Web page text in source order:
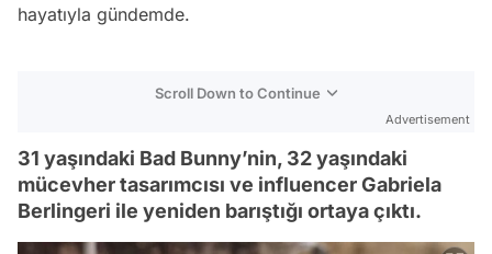
hayatıyla gündemde.
Scroll Down to Continue
Advertisement
31 yaşındaki Bad Bunny’nin, 32 yaşındaki
mücevher tasarımcısı ve influencer Gabriela
Berlingeri ile yeniden barıştığı ortaya çıktı.